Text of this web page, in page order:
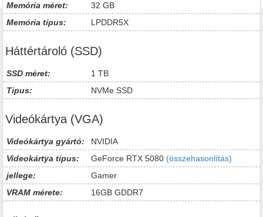
Memória méret:
32 GB
Memória típus:
LPDDR5X
Háttértároló (SSD)
SSD méret:
1 TB
Tipus:
NVMe SSD
Videókártya (VGA)
Videókártya gyártó:
NVIDIA
Videokártya típus:
GeForce RTX 5080 (összehasonlítás)
jellege:
Gamer
VRAM mérete:
16GB GDDR7